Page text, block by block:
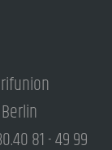
81 - 49 99